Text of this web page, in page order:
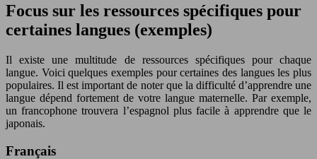
Focus sur les ressources spécifiques pour
certaines langues (exemples)
Il existe une multitude de ressources spécifiques pour chaque
langue. Voici quelques exemples pour certaines des langues les plus
populaires. Il est important de noter que la difficulté d’apprendre une
langue dépend fortement de votre langue maternelle. Par exemple,
un francophone trouvera l’espagnol plus facile à apprendre que le
japonais.
Français